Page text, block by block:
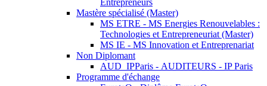
Entrepreneurs
Mastère spécialisé (Master)
MS ETRE - MS Energies Renouvelables :
Technologies et Entrepreneuriat (Master)
MS IE - MS Innovation et Entreprenariat
Non Diplomant
AUD_IPParis - AUDITEURS - IP Paris
Programme d'échange